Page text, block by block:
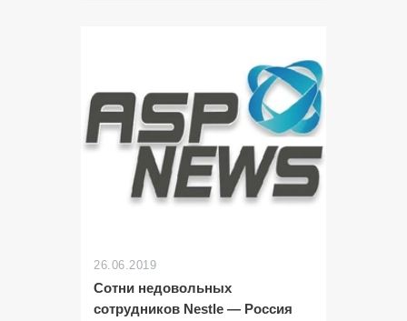
26.06.2019
Сотни недовольных
сотрудников Nestle — Россия